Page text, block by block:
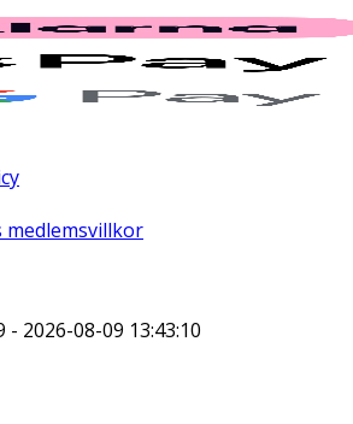
medlemsvillkor
- 2026-08-09 13:43:10